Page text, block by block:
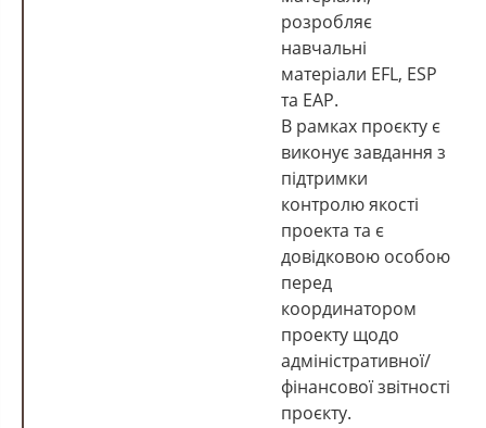
розробляє
навчальні
матеріали EFL, ESP
та EAP.
В рамках проєкту є
виконує завдання з
підтримки
контролю якості
проекта та є
довідковою особою
перед
координатором
проекту щодо
адміністративної/
фінансової звітності
проєкту.